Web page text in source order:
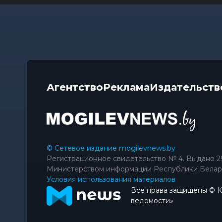
АгентствоРеклама
© Сетевое издание mogilevnews.by
Регистрационное свидетельство № 4. Выдано
Министерством информации Республики
Условия использования материалов
Все права защищены ©
ведомости»